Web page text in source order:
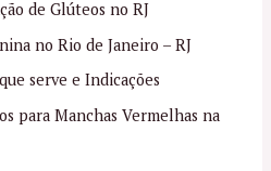
de Glúteos no RJ
no Rio de Janeiro – RJ
serve e Indicações
para Manchas Vermelhas na